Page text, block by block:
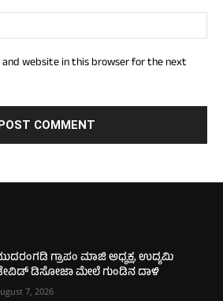
and website in this browser for the next
ಗ್ರಾಪಂ ಮಾಜಿ ಅಧ್ಯಕ್ಷ, ಉದ್ಯಮಿ
ಡಿಸೋಜಾ ಮೇಲೆ ಗುಂಡಿನ ದಾಳಿ
7, 2026